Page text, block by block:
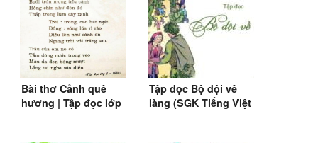
Bài thơ Cảnh quê
hương | Tập đọc lớp
Tập đọc Bộ đội về
làng (SGK Tiếng Việt